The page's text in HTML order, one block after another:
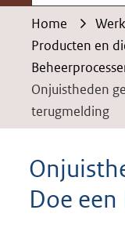
Home
Producten en
Onjuistheden
terugmelding
Doe